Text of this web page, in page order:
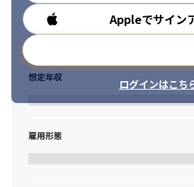
Appleでサイン
ログインはこち
勤務時間
想定年収
雇用形態